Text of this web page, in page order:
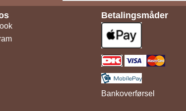
Betalingsmåder
Bankoverførsel